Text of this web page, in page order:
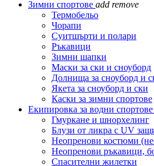
Зимни спортове add remove
Термобельо
Чорапи
Суитшърти и полари
Ръкавици
Зимни шапки
Маски за ски и сноуборд
Долнища за сноуборд и
Якета за сноуборд и ски
Каски за зимни спортове
Екипировка за водни спортове
Гмуркане и шнорхелинг
Блузи от ликра с UV
Неопренови костюми
Неопренови ръкавици,
Спасителни жилетки